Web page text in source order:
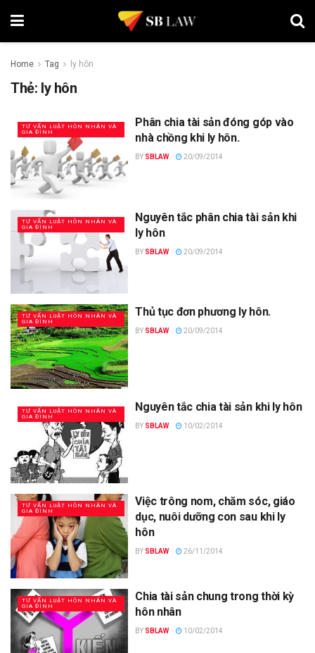
Home Tag ly hôn
Thẻ: ly hôn
TƯ VẤN LUẬT HÔN NHÂN VÀ
GIA ĐÌNH
Phân chia tài sản đóng góp vào
nhà chồng khi ly hôn.
BY SBLAW 20/09/2014
TƯ VẤN LUẬT HÔN NHÂN VÀ
GIA ĐÌNH
Nguyên tắc phân chia tài sản khi
ly hôn
BY SBLAW 20/09/2014
TƯ VẤN LUẬT HÔN NHÂN VÀ
GIA ĐÌNH
Thủ tục đơn phương ly hôn.
BY SBLAW 20/09/2014
TƯ VẤN LUẬT HÔN NHÂN VÀ
GIA ĐÌNH
Nguyên tắc chia tài sản khi ly hôn
BY SBLAW 10/02/2014
TƯ VẤN LUẬT HÔN NHÂN VÀ
GIA ĐÌNH
Việc trông nom, chăm sóc, giáo
dục, nuôi dưỡng con sau khi ly
hôn
BY SBLAW 26/11/2014
TƯ VẤN LUẬT HÔN NHÂN VÀ
GIA ĐÌNH
Chia tài sản chung trong thời kỳ
hôn nhân
BY SBLAW 10/02/2014